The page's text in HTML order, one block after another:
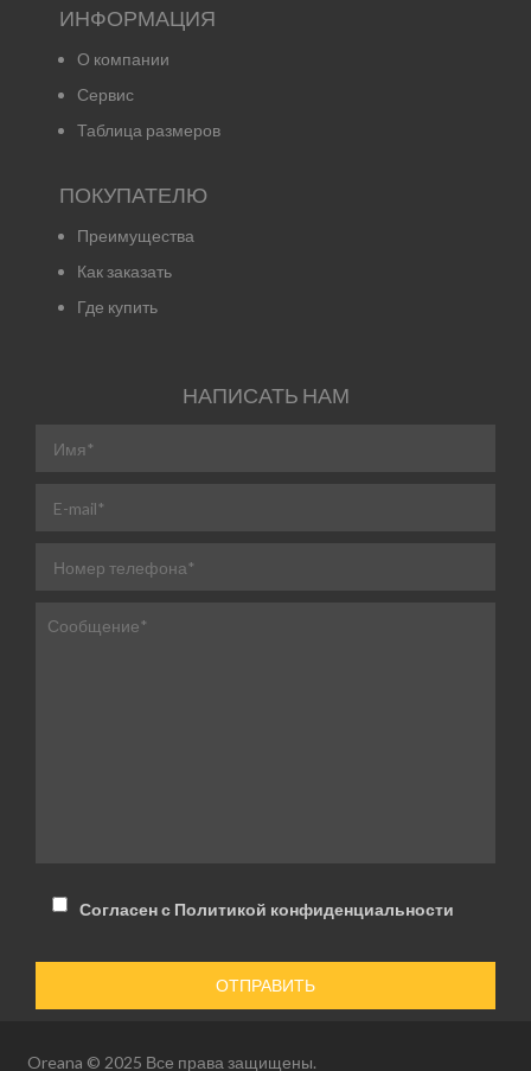
ИНФОРМАЦИЯ
О компании
Сервис
Таблица размеров
ПОКУПАТЕЛЮ
Преимущества
Как заказать
Где купить
НАПИСАТЬ НАМ
Согласен с Политикой конфиденциальности
Oreana © 2025 Все права защищены.